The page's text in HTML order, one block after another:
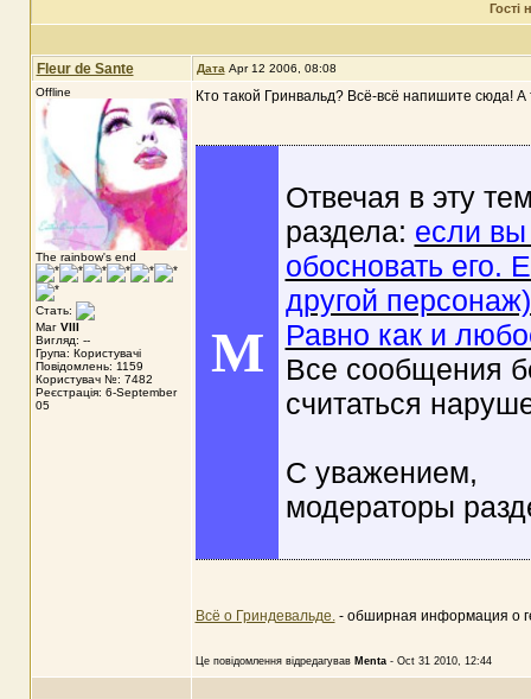
Гості
Fleur de Sante Дата Apr 12 2006, 08:08
Offline
The rainbow's end
Стать:
Маг VIII
Вигляд: --
Група: Користувачі
Повідомлень: 1159
Користувач №: 7482
Реєстрація: 6-September
05
Кто такой Гринвальд? Всё-всё напишите сюда! А
M
Отвечая в эту
раздела: если
обосновать его.
другой
Равно как и
Все сообщения
считаться
С уважением,
модераторы
Всё о Гриндевальде.- обширная информация о
Це повідомлення відредагував Menta- Oct 31 2010, 12:44